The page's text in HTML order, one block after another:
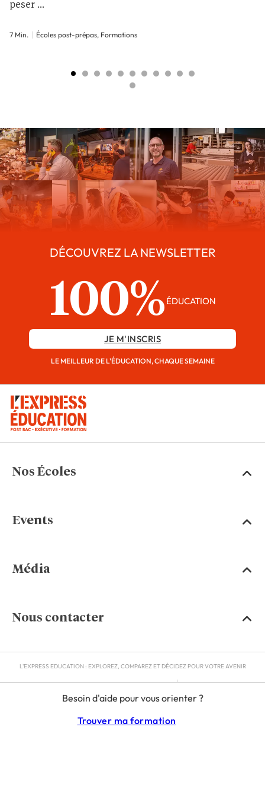
Besoin d'aide pour vous orienter ?
Trouver ma formation
peser ...
7 Min. Écoles post-prépas, Formations
DÉCOUVREZ LA NEWSLETTER
100% ÉDUCATION
JE M'INSCRIS
LE MEILLEUR DE L'ÉDUCATION, CHAQUE SEMAINE
Nos Écoles
Events
Média
Nous contacter
L'EXPRESS EDUCATION : EXPLOREZ, COMPAREZ ET DÉCIDEZ POUR VOTRE AVENIR
RGPD